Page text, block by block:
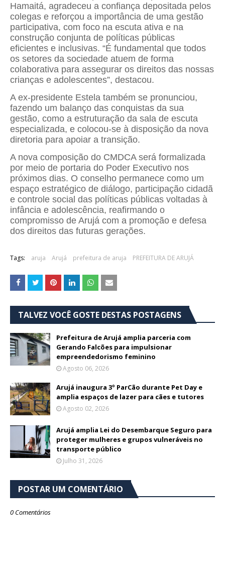
Hamaitá, agradeceu a confiança depositada pelos
colegas e reforçou a importância de uma gestão
participativa, com foco na escuta ativa e na
construção conjunta de políticas públicas
eficientes e inclusivas. “É fundamental que todos
os setores da sociedade atuem de forma
colaborativa para assegurar os direitos das nossas
crianças e adolescentes”, destacou.
A ex-presidente Estela também se pronunciou,
fazendo um balanço das conquistas da sua
gestão, como a estruturação da sala de escuta
especializada, e colocou-se à disposição da nova
diretoria para apoiar a transição.
A nova composição do CMDCA será formalizada
por meio de portaria do Poder Executivo nos
próximos dias. O conselho permanece como um
espaço estratégico de diálogo, participação cidadã
e controle social das políticas públicas voltadas à
infância e adolescência, reafirmando o
compromisso de Arujá com a promoção e defesa
dos direitos das futuras gerações.
Tags: aruja Arujá prefeitura de aruja PREFEITURA DE ARUJÁ
TALVEZ VOCÊ GOSTE DESTAS POSTAGENS
Prefeitura de Arujá amplia parceria com
Gerando Falcões para impulsionar
empreendedorismo feminino
Agosto 06, 2026
Arujá inaugura 3º ParCão durante Pet Day e
amplia espaços de lazer para cães e tutores
Agosto 02, 2026
Arujá amplia Lei do Desembarque Seguro para
proteger mulheres e grupos vulneráveis no
transporte público
Julho 31, 2026
POSTAR UM COMENTÁRIO
0 Comentários